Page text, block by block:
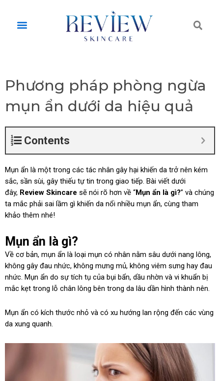
contentMenu
Phương pháp phòng ngừa
mụn ẩn dưới da hiệu quả
Contents
Mụn ẩn là một trong các tác nhân gây hại khiến da trở nên kém
sắc, sần sùi, gây thiếu tự tin trong giao tiếp. Bài viết dưới
đây, Review Skincare sẽ nói rõ hơn về “Mụn ẩn là gì?” và chúng
ta mắc phải sai lầm gì khiến da nổi nhiều mụn ẩn, cùng tham
khảo thêm nhé!
Mụn ẩn là gì?
Về cơ bản, mụn ẩn là loại mụn có nhân nằm sâu dưới nang lông,
không gây đau nhức, không mưng mủ, không viêm sưng hay đau
nhức. Mụn ẩn do sự tích tụ của bụi bẩn, dầu nhờn và vi khuẩn bị
mắc kẹt trong lỗ chân lông bên trong da lâu dần hình thành nên.
Mụn ẩn có kích thước nhỏ và có xu hướng lan rộng đến các vùng
da xung quanh.